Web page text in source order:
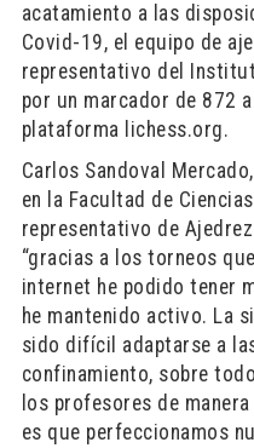
acatamiento a las
Covid-19, el equipo de
representativo del
por un marcador de 872
plataforma lichess.org.
Carlos Sandoval
en la Facultad de
representativo de
“gracias a los torneos
internet he podido tener
he mantenido activo. La
sido difícil adaptarse a
confinamiento, sobre
los profesores de
es que perfeccionamos